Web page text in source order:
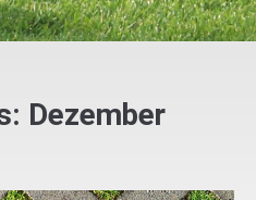
Dezember